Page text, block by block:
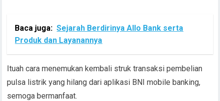
Baca juga: Sejarah Berdirinya Allo Bank serta
Produk dan Layanannya
Ituah cara menemukan kembali struk transaksi pembelian
pulsa listrik yang hilang dari aplikasi BNI mobile banking,
semoga bermanfaat.